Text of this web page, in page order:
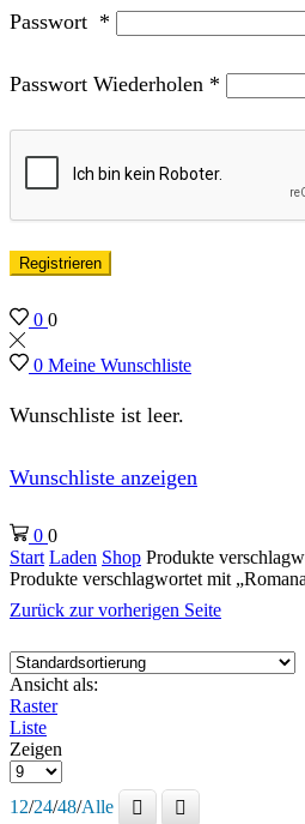
Passwort *
Passwort Wiederholen *
Registrieren
0 0
0 Meine Wunschliste
Wunschliste ist leer.
Wunschliste anzeigen
0 0
Start Laden Shop Produkte
Produkte verschlagwortet mit
Zurück zur vorherigen Seite
Ansicht als:
Raster
Liste
Zeigen
Produkte
Seite
12/24/48/Alle